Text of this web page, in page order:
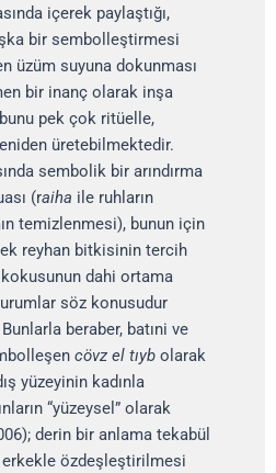
içerek paylaştığı,
bir sembolleştirmesi
üzüm suyuna dokunması
bir inanç olarak inşa
pek çok ritüelle,
üretebilmektedir.
sembolik bir arındırma
(raiha ile ruhların
temizlenmesi), bunun için
reyhan bitkisinin tercih
kokusunun dahi ortama
söz konusudur
beraber, batıni ve
cövz el tıyb olarak
yüzeyinin kadınla
“yüzeysel” olarak
derin bir anlama tekabül
özdeşleştirilmesi